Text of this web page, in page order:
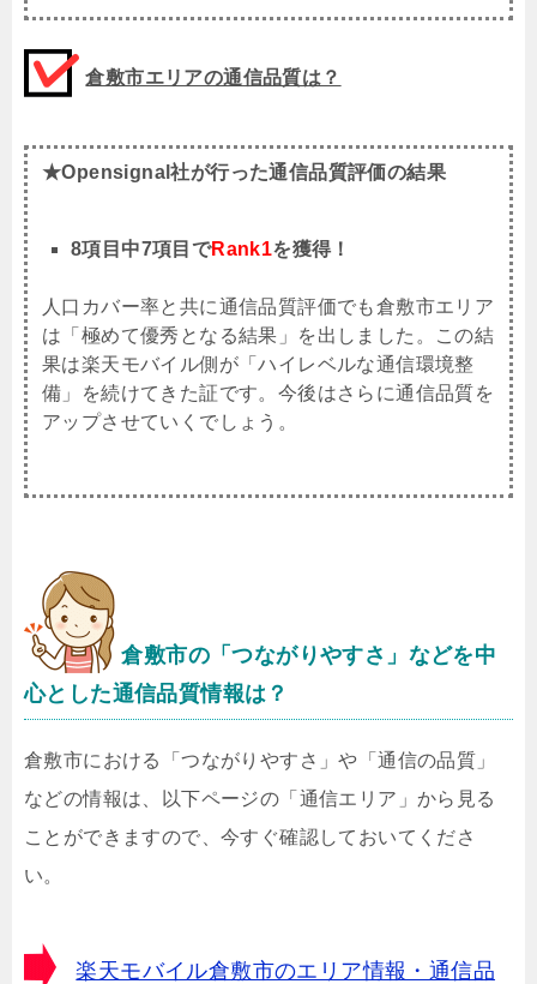
倉敷市エリアの通信品質は？
★Opensignal社が行った通信品質評価の結果
8項目中7項目でRank1を獲得！
人口カバー率と共に通信品質評価でも倉敷市エリア
は「極めて優秀となる結果」を出しました。この結
果は楽天モバイル側が「ハイレベルな通信環境整
備」を続けてきた証です。今後はさらに通信品質を
アップさせていくでしょう。
倉敷市の「つながりやすさ」などを中
心とした通信品質情報は？
倉敷市における「つながりやすさ」や「通信の品質」
などの情報は、以下ページの「通信エリア」から見る
ことができますので、今すぐ確認しておいてくださ
い。
楽天モバイル倉敷市のエリア情報・通信品